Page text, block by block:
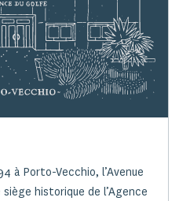
à Porto-Vecchio, l’Avenue
historique de l’Agence